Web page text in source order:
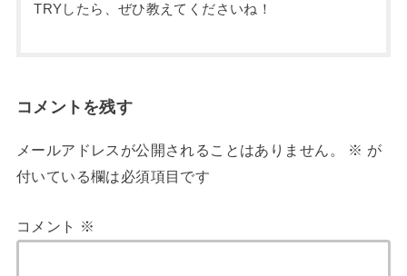
TRYしたら、ぜひ教えてくださいね！
コメントを残す
メールアドレスが公開されることはありません。 ※ が
付いている欄は必須項目です
コメント ※